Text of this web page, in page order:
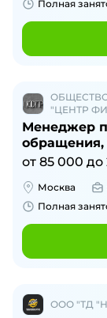
Полная
"ЦЕНТР
Менеджер
обращения,
от 85 000 до
Москва
Полная
ООО "ТД